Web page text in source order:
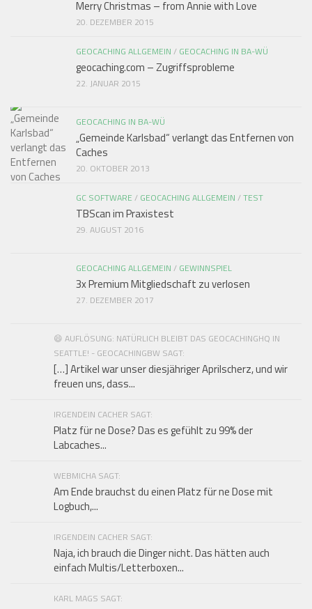
Merry Christmas – from Annie with Love
20. DEZEMBER 2015
GEOCACHING ALLGEMEIN / GEOCACHING IN BA-WÜ
geocaching.com – Zugriffsprobleme
22. JANUAR 2015
GEOCACHING IN BA-WÜ
„Gemeinde Karlsbad“ verlangt das Entfernen von
Caches
20. OKTOBER 2013
GC SOFTWARE / GEOCACHING ALLGEMEIN /TEST
TBScan im Praxistest
29. AUGUST 2016
GEOCACHING ALLGEMEIN / GEWINNSPIEL
3x Premium Mitgliedschaft zu verlosen
27. DEZEMBER 2017
😄 AUFLÖSUNG: NATÜRLICH BLEIBT DAS GEOCACHINGHQ IN
SEATTLE! - GEOCACHINGBW SAGT:
[…] Artikel war unser diesjähriger Aprilscherz, und wir
freuen uns, dass...
IRGENDEIN CACHER SAGT:
Platz für ne Dose? Das es gefühlt zu 99% der
Labcaches...
WEBMICHA SAGT:
Am Ende brauchst du einen Platz für ne Dose mit
Logbuch,...
IRGENDEIN CACHER SAGT:
Naja, ich brauch die Dinger nicht. Das hätten auch
einfach Multis/Letterboxen...
KARL MAGS SAGT: